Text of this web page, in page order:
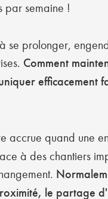
par semaine !
se prolonger,
Comment
efficacement
accrue quand une
à des chantiers
le partage